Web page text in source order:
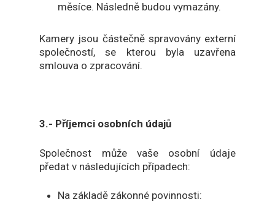
měsíce. Následně budou vymazány.
Kamery jsou částečně spravovány externí
společností, se kterou byla uzavřena
smlouva o zpracování.
3.- Příjemci osobních údajů
Společnost může vaše osobní údaje
předat v následujících případech:
Na základě zákonné povinnosti: